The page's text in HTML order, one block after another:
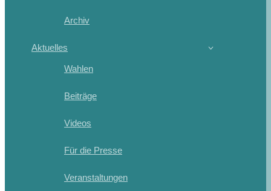
Archiv
Aktuelles
Wahlen
Beiträge
Videos
Für die Presse
Veranstaltungen